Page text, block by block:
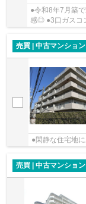
●令和8年7月築
感◎ ●3口ガスコ
売買 | 中古マンション
●閑静な住宅地
売買 | 中古マンション